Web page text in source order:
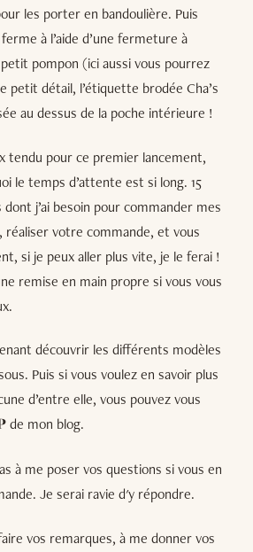
les porter en bandoulière. Puis
à l’aide d’une fermeture à
pompon (ici aussi vous pourrez
petit détail, l’étiquette brodée Cha’s
au dessus de la poche intérieure !
tendu pour ce premier lancement,
le temps d’attente est si long. 15
j’ai besoin pour commander mes
votre commande, et vous
si je peux aller plus vite, je le ferai !
remise en main propre si vous vous
découvrir les différents modèles
Puis si vous voulez en savoir plus
d’entre elle, vous pouvez vous
de mon blog.
à me poser vos questions si vous en
Je serai ravie d'y répondre.
vos remarques, à me donner vos